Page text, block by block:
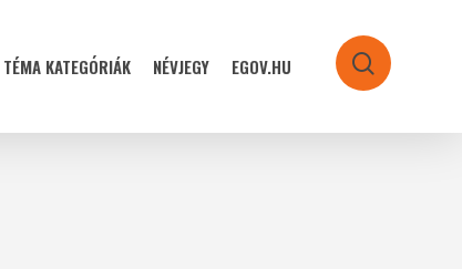
TÉMA KATEGÓRIÁK NÉVJEGY EGOV.HU search